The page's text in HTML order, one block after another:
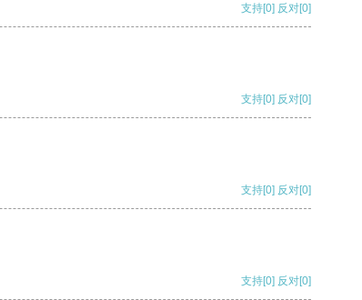
支持[0] 反对[0]
支持[0] 反对[0]
支持[0] 反对[0]
支持[0] 反对[0]